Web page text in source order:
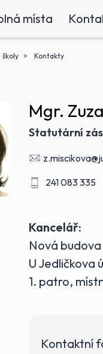
místa
školy Kontakty
Mgr.
Statutární
241 083 335
Kancelář:
Nová budova
U Jedličkova
1. patro,
Kontaktní